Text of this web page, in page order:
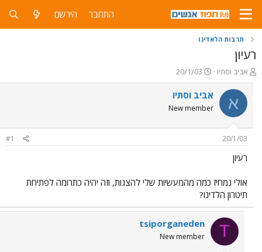
התחבר הירשם
תרבות הלאדינו
רעיון
פ
ו
ת
ח
ה
ש
א
אביב וסתיו
פ
ו
ר
ס
ם
20/1/03
א אביב וסתיו
New member
20/1/03
#1
רעיון
אולי נמחיז כמה מהמעשיות שלי להצגות, וזה יהיה כתרומה לפתיחת
תיטרון הלדינו?
T
tsiporganeden
New member